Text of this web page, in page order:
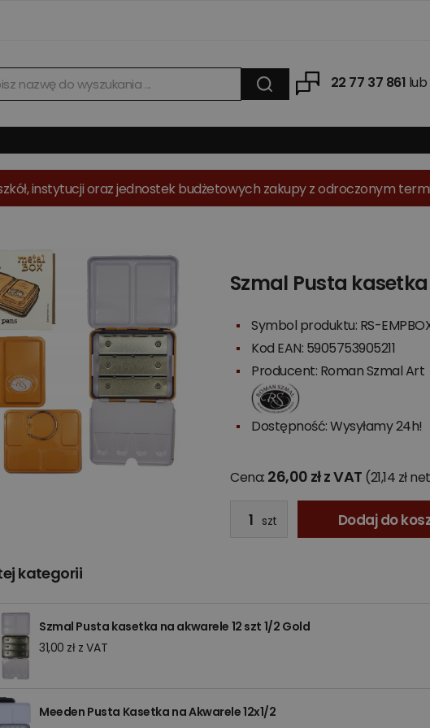
22 77 37 861 lub
instytucji oraz jednostek budżetowych zakupy z odroczonym
Szmal Pusta
Symbol produktu: RS-
Kod EAN: 5905753905211
Producent: Roman Szmal Art
Dostępność: Wysyłamy 24h!
Cena: 26,00 zł z VAT (21,14 zł
szt Dodaj do
kategorii
Szmal Pusta kasetka na akwarele 12 szt 1/2 Gold
31,00 zł z VAT
Meeden Pusta Kasetka na Akwarele 12x1/2